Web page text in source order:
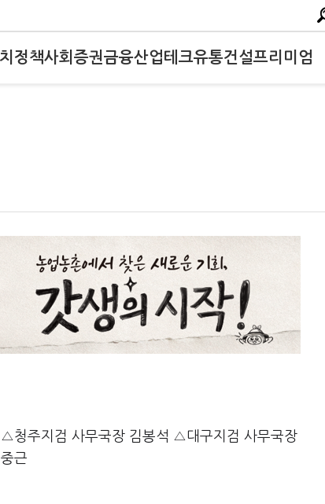
정책사회 증권금융산업테크유통건설프리미엄
청주지검 사무국장 김봉석 △대구지검 사무국장
근